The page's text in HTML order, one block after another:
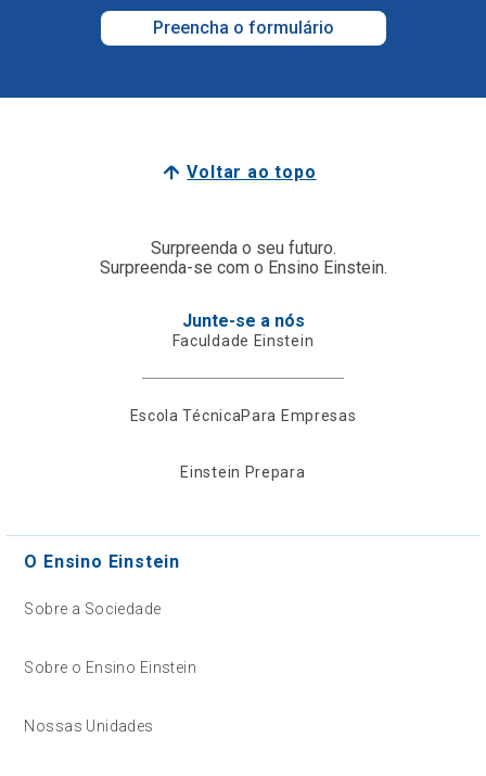
Preencha o formulário
Voltar ao topo
Surpreenda o seu futuro.
Surpreenda-se com o Ensino Einstein.
Junte-se a nós
Faculdade Einstein
Escola TécnicaPara Empresas
Einstein Prepara
O Ensino Einstein
Sobre a Sociedade
Sobre o Ensino Einstein
Nossas Unidades